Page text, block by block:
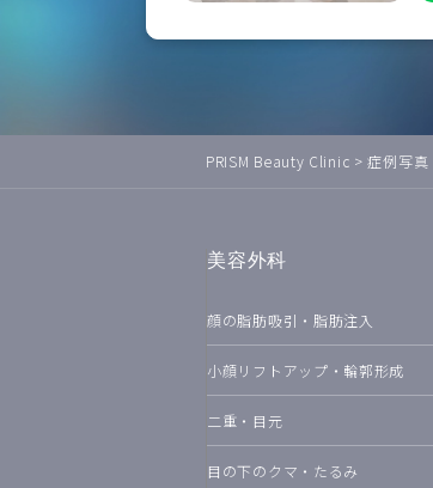
PRISM Beauty Clinic >症例写真
美容外科
顔の脂肪吸引・脂肪注入
小顔リフトアップ・輪郭形成
二重・目元
目の下のクマ・たるみ